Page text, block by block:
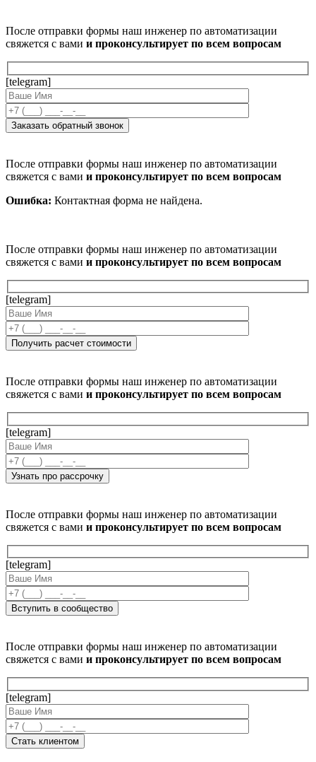
После отправки формы наш инженер по автоматизации
свяжется с вами и проконсультирует по всем вопросам
[telegram]
После отправки формы наш инженер по автоматизации
свяжется с вами и проконсультирует по всем вопросам
Ошибка: Контактная форма не найдена.
После отправки формы наш инженер по автоматизации
свяжется с вами и проконсультирует по всем вопросам
[telegram]
После отправки формы наш инженер по автоматизации
свяжется с вами и проконсультирует по всем вопросам
[telegram]
После отправки формы наш инженер по автоматизации
свяжется с вами и проконсультирует по всем вопросам
[telegram]
После отправки формы наш инженер по автоматизации
свяжется с вами и проконсультирует по всем вопросам
[telegram]